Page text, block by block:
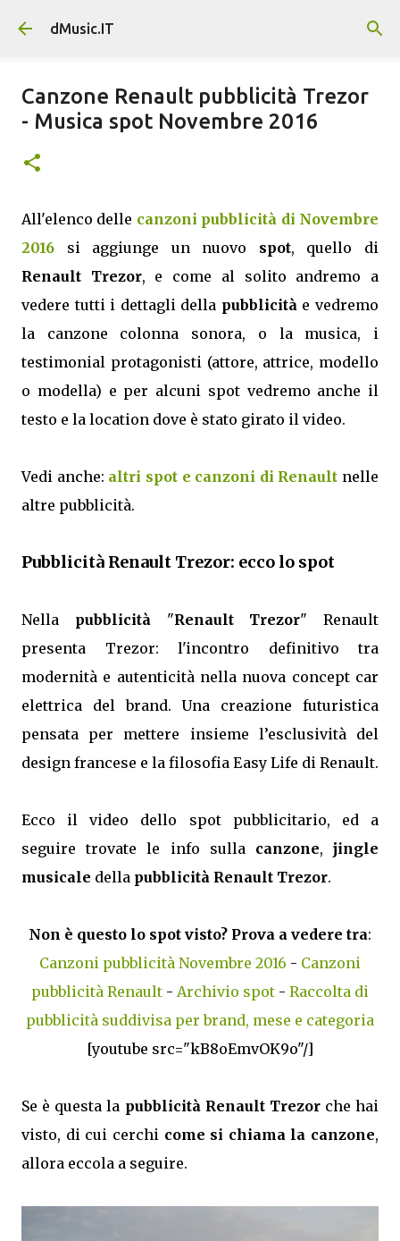
Passa ai contenuti principali
dMusic.IT
Canzone Renault pubblicità Trezor
- Musica spot Novembre 2016
All'elenco delle canzoni pubblicità di Novembre
2016 si aggiunge un nuovo spot, quello di
Renault Trezor, e come al solito andremo a
vedere tutti i dettagli della pubblicitàe vedremo
la canzone colonna sonora, o la musica, i
testimonial protagonisti (attore, attrice, modello
o modella) e per alcuni spot vedremo anche il
testo e la location dove è stato girato il video.
Vedi anche: altri spot e canzoni di Renault nelle
altre pubblicità.
Pubblicità Renault Trezor: ecco lo spot
Nella pubblicità"Renault Trezor" Renault
presenta Trezor: l'incontro definitivo tra
modernità e autenticità nella nuova concept car
elettrica del brand. Una creazione futuristica
pensata per mettere insieme l’esclusività del
design francese e la filosofia Easy Life di Renault.
Ecco il video dello spot pubblicitario, ed a
seguire trovate le info sulla canzone,jingle
musicale della pubblicità Renault Trezor.
Non è questo lo spot visto? Prova a vedere tra:
Canzoni pubblicità Novembre 2016 - Canzoni
pubblicità Renault - Archivio spot - Raccolta di
pubblicità suddivisa per brand, mese e categoria
[youtube src="kB8oEmvOK9o"/]
Se è questa la pubblicità Renault Trezorche hai
visto, di cui cerchi come si chiama la canzone,
allora eccola a seguire.